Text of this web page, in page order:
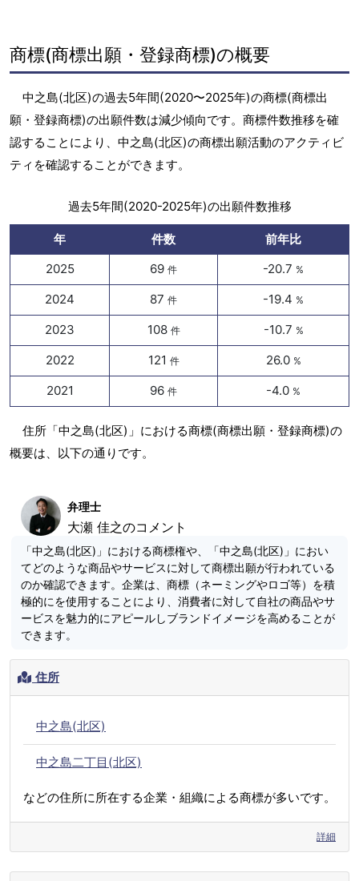
商標(商標出願・登録商標)の概要
中之島(北区)の過去5年間(2020〜2025年)の商標(商標出
願・登録商標)の出願件数は減少傾向です。商標件数推移を確
認することにより、中之島(北区)の商標出願活動のアクティビ
ティを確認することができます。
過去5年間(2020-2025年)の出願件数推移
年 件数
前年比
2025
69 件 -20.7 %
2024 87 件 -19.4 %
2023 108 件 -10.7 %
2022 121 件 26.0 %
2021 96 件 -4.0 %
住所「中之島(北区)」における商標(商標出願・登録商標)の
概要は、以下の通りです。
弁理士
大瀬 佳之のコメント
「中之島(北区)」における商標権や、「中之島(北区)」におい
てどのような商品やサービスに対して商標出願が行われている
のか確認できます。企業は、商標（ネーミングやロゴ等）を積
極的にを使用することにより、消費者に対して自社の商品やサ
ービスを魅力的にアピールしブランドイメージを高めることが
できます。
住所
中之島(北区)
中之島二丁目(北区)
などの住所に所在する企業・組織による商標が多いです。
詳細